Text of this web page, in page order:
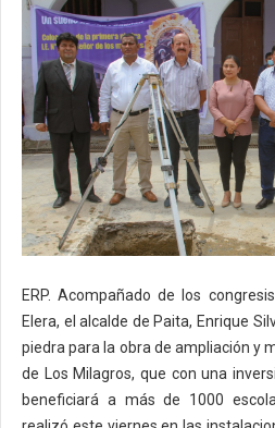
ERP. Acompañado de los
Elera, el alcalde de Paita, Enrique
piedra para la obra de ampliación y
de Los Milagros, que con una
beneficiará a más de 1000